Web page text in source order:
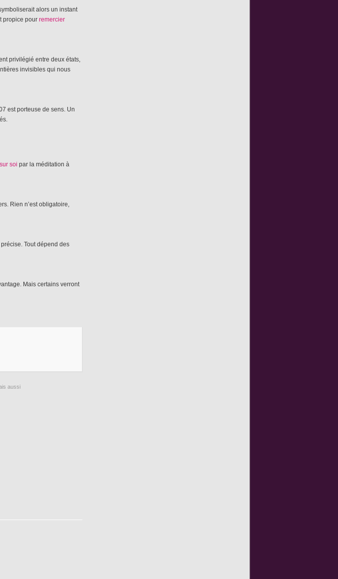
alors un instant
propice pour remercier
privilégié entre deux états,
invisibles qui nous
est porteuse de sens. Un
soi par la méditation à
Rien n’est obligatoire,
Tout dépend des
Mais certains verront
aussi